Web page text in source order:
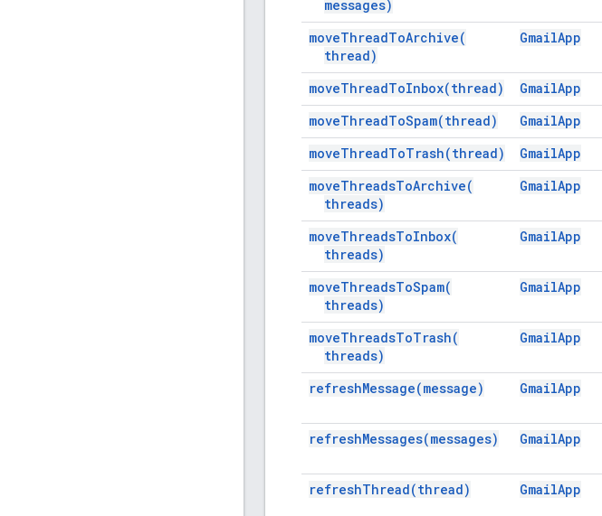
messages)
moveThreadToArchive(
thread)
GmailApp
moveThreadToInbox(thread) GmailApp
moveThreadToSpam(thread) GmailApp
moveThreadToTrash(thread) GmailApp
moveThreadsToArchive(
threads)
GmailApp
moveThreadsToInbox(
threads)
GmailApp
moveThreadsToSpam(
threads)
GmailApp
moveThreadsToTrash(
threads)
GmailApp
refreshMessage(message) GmailApp
refreshMessages(messages) GmailApp
refreshThread(thread) GmailApp